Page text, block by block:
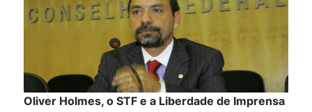
Oliver Holmes, o STF e a Liberdade de Imprensa